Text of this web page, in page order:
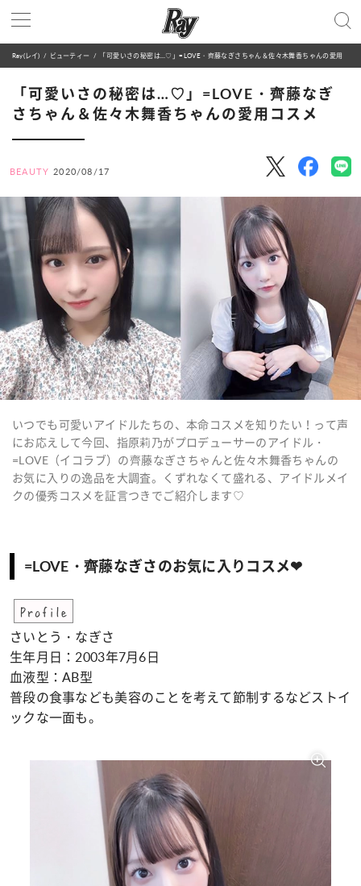
Ray(レイ) ビューティー 「可愛いさの秘密は…♡」=LOVE・齊藤なぎさちゃん＆佐々木舞香ちゃんの愛用コスメ
「可愛いさの秘密は…♡」=LOVE・齊藤なぎ
さちゃん＆佐々木舞香ちゃんの愛用コスメ
BEAUTY 2020/08/17
いつでも可愛いアイドルたちの、本命コスメを知りたい！って声
にお応えして今回、指原莉乃がプロデューサーのアイドル・
=LOVE（イコラブ）の齊藤なぎさちゃんと佐々木舞香ちゃんの
お気に入りの逸品を大調査。くずれなくて盛れる、アイドルメイ
クの優秀コスメを証言つきでご紹介します♡
=LOVE・齊藤なぎさのお気に入りコスメ❤︎
Profile
さいとう・なぎさ
生年月日：2003年7月6日
血液型：AB型
普段の食事なども美容のことを考えて節制するなどストイ
ックな一面も。